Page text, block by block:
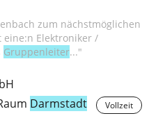
zum nächstmöglichen
Elektroniker /
Gruppenleiter..."
Darmstadt Vollzeit